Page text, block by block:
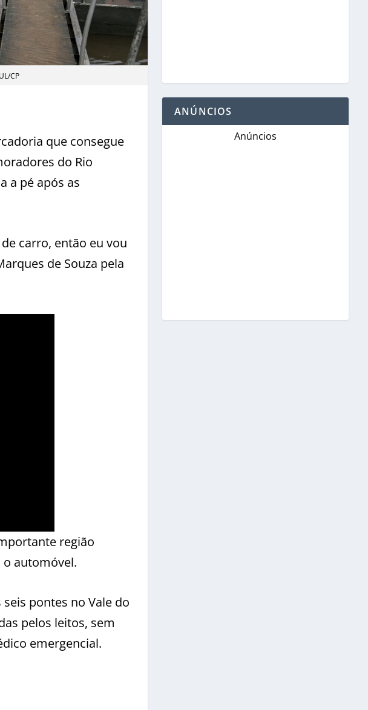
CP
que consegue
do Rio
a pé após as
carro, então eu vou
de Souza pela
região
automóvel.
pontes no Vale do
pelos leitos, sem
emergencial.
ANÚNCIOS
Anúncios